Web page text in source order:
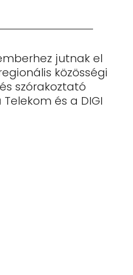
jutnak el
közösségi
szórakoztató
és a DIGI